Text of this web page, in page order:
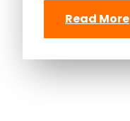
Read More